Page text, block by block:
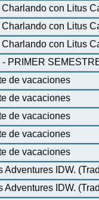
con Litus
con Litus
con Litus
PRIMER
de vacaciones
de vacaciones
de vacaciones
de vacaciones
de vacaciones
Adventures IDW.
Adventures IDW.